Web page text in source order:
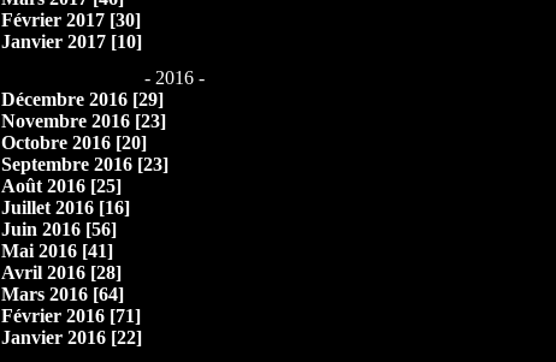
Février 2017 [30]
Janvier 2017 [10]
- 2016 -
Décembre 2016 [29]
Novembre 2016 [23]
Octobre 2016 [20]
Septembre 2016 [23]
Août 2016 [25]
Juillet 2016 [16]
Juin 2016 [56]
Mai 2016 [41]
Avril 2016 [28]
Mars 2016 [64]
Février 2016 [71]
Janvier 2016 [22]